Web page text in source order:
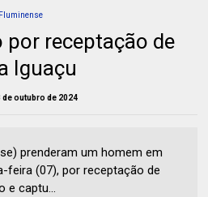
por receptação de
Iguaçu
outubro de 2024
prenderam um homem em
feira (07), por receptação de
e captu...